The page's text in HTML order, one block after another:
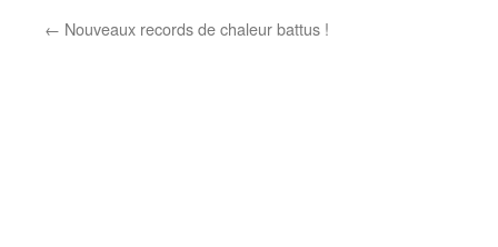
← Nouveaux records de chaleur battus !